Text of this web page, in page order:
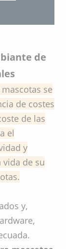
de
se
de costes
de las
el
y
vida de su
y,